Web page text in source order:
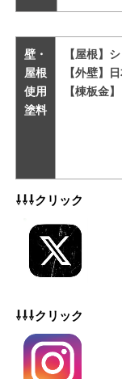
壁・
屋根
使用
塗料
【屋根】
【外壁】
【棟板金】
⇩⇩⇩クリック
⇩⇩⇩クリック